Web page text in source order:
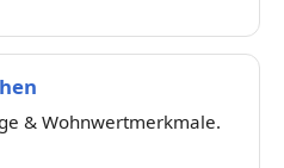
& Wohnwertmerkmale.